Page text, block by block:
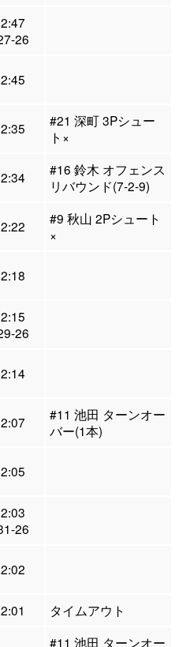
2:47
26
2:45
2:35
#21 深町 3Pシュー
ト×
2:34
#16 鈴木 オフェンス
リバウンド(7-2-9)
2:22
#9 秋山 2Pシュート
×
2:18
2:15
26
2:14
2:07
#11 池田 ターンオー
バー(1本)
2:05
2:03
26
2:02
2:01 タイムアウト
#11 池田 ターンオー